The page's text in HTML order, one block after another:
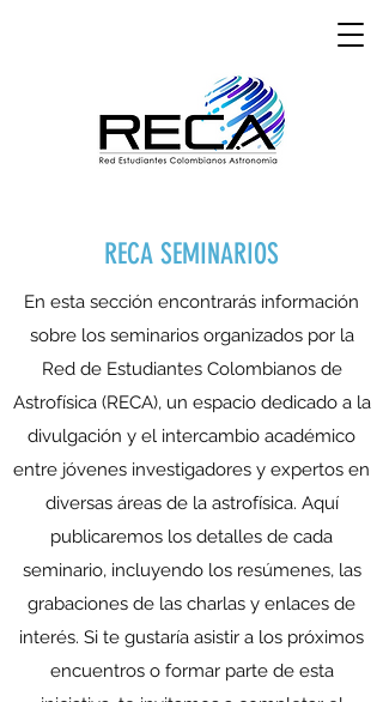
RECA SEMINARIOS
En esta sección encontrarás información
sobre los seminarios organizados por la
Red de Estudiantes Colombianos de
Astrofísica (RECA), un espacio dedicado a la
divulgación y el intercambio académico
entre jóvenes investigadores y expertos en
diversas áreas de la astrofísica. Aquí
publicaremos los detalles de cada
seminario, incluyendo los resúmenes, las
grabaciones de las charlas y enlaces de
interés. Si te gustaría asistir a los próximos
encuentros o formar parte de esta